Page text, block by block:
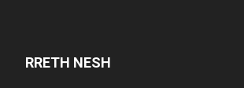
RRETH NESH